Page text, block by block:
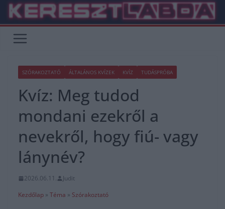
Skip
content
SZÓRAKOZTATÓ ÁLTALÁNOS KVÍZEK KVÍZ TUDÁSPRÓBA
Kvíz: Meg tudod
mondani ezekről a
nevekről, hogy fiú- vagy
lánynév?
2026.06.11.
Judit
Kezdőlap » Téma » Szórakoztató